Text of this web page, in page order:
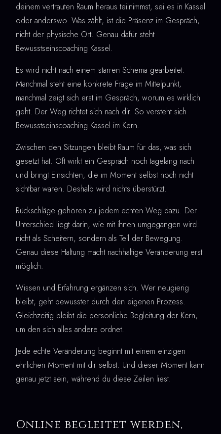
deinem vertrauten Raum heraus teilnimmst, sei es in Kassel
oder anderswo. Was zählt, ist die Präsenz im Gespräch,
nicht der physische Ort. Genau dafür steht
Bewusstseinscoaching Kassel.
Es wird nicht nach einem starren Schema gearbeitet.
Manchmal steht eine konkrete Frage im Mittelpunkt,
manchmal zeigt sich erst im Gespräch, worum es wirklich
geht. Der Weg richtet sich nach dir. So versteht sich
Bewusstseinscoaching Kassel im Kern.
Zwischen den Sitzungen bleibt Raum für das, was sich
gesetzt hat. Oft wirkt ein Gespräch noch tagelang nach
und bringt Einsichten, die im Moment selbst noch nicht
sichtbar waren. Deshalb wird nichts überstürzt.
Rückschläge gehören zu jedem echten Weg dazu. Der
Unterschied liegt darin, wie mit ihnen umgegangen wird:
nicht als Scheitern, sondern als Teil der Bewegung.
Genau diese Haltung macht nachhaltige Veränderung erst
möglich.
Wissen und Erfahrung ergänzen sich. Wer neugierig
bleibt, geht bewusster durch den eigenen Prozess.
Gleichzeitig bleibt die persönliche Begleitung der Kern,
um den sich alles andere ordnet.
Jede echte Veränderung beginnt mit einem einzigen
ehrlichen Moment mit dir selbst. Und dieser Moment kann
genau jetzt sein, während du diese Zeilen liest.
Online begleitet werden,